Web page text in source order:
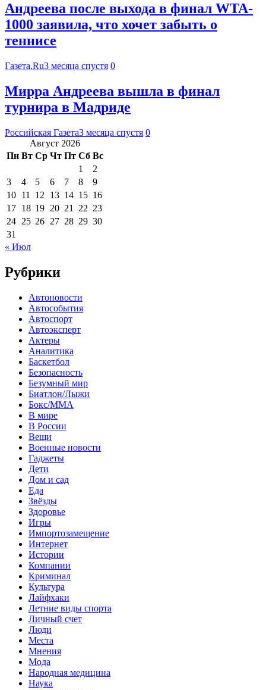
Андреева после выхода в финал WTA-
1000 заявила, что хочет забыть о
теннисе
Газета.Ru3 месяца спустя 0
Мирра Андреева вышла в финал
турнира в Мадриде
Российская Газета3 месяца спустя 0
Август 2026
Пн Вт Ср Чт Пт Сб Вс
1
2
3
4 5 6 7 8
9
10 11 12 13 14 15 16
17 18 19 20 21 22 23
24 25 26 27 28 29 30
31
« Июл
Рубрики
Автоновости
Автособытия
Автоспорт
Автоэксперт
Актеры
Аналитика
Баскетбол
Безопасность
Безумный мир
Биатлон/Лыжи
Бокс/MMA
В мире
В России
Вещи
Военные новости
Гаджеты
Дети
Дом и сад
Еда
Звёзды
Здоровье
Игры
Импортозамещение
Интернет
Истории
Компании
Криминал
Культура
Лайфхаки
Летние виды спорта
Личный счет
Люди
Места
Мнения
Мода
Народная медицина
Наука